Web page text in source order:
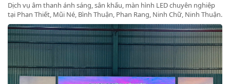
Dịch vụ âm thanh ánh sáng, sân khấu, màn hình LED chuyên nghiệp
tại Phan Thiết, Mũi Né, Bình Thuận, Phan Rang, Ninh Chữ, Ninh Thuận.
Setup trọn gói sự kiện, gala dinner, hội nghị. Gọi ngay!